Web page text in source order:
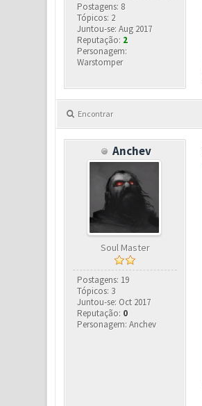
Postagens: 8
Tópicos: 2
Juntou-se: Aug 2017
Reputação: 2
Personagem:
Warstomper
Encontrar
Anchev
Soul Master
Postagens: 19
Tópicos: 3
Juntou-se: Oct 2017
Reputação: 0
Personagem: Anchev